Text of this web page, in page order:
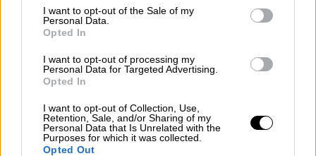
consent section.
I want to opt-out of the Sale of my
Personal Data.
Opted In
I want to opt-out of processing my
Personal Data for Targeted Advertising.
Opted In
I want to opt-out of Collection, Use,
Retention, Sale, and/or Sharing of my
Personal Data that Is Unrelated with the
Purposes for which it was collected.
Opted Out